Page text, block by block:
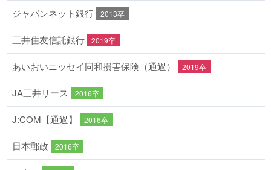
ジャパンネット銀行 2013卒
三井住友信託銀行 2019卒
あいおいニッセイ同和損害保険（通過） 2019卒
JA三井リース 2016卒
J:COM【通過】 2016卒
日本郵政 2016卒